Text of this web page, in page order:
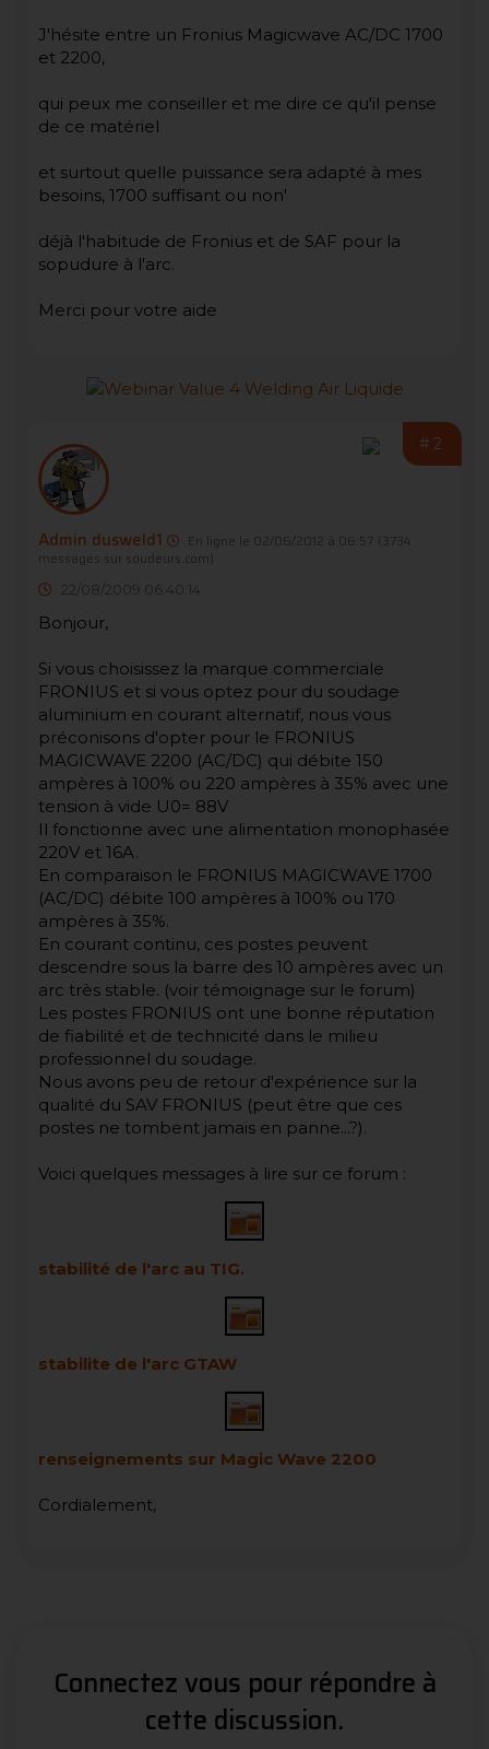
J'hésite entre un Fronius Magicwave AC/DC 1700
et 2200,
qui peux me conseiller et me dire ce qu'il pense
de ce matériel
et surtout quelle puissance sera adapté à mes
besoins, 1700 suffisant ou non'
déjà l'habitude de Fronius et de SAF pour la
sopudure à l'arc.
Merci pour votre aide
#2
Admin dusweld1 En ligne le 02/06/2012 à 06:57
(3734
messages sur soudeurs.com)
22/08/2009 06:40:14
Bonjour,
Si vous choisissez la marque commerciale
FRONIUS et si vous optez pour du soudage
aluminium en courant alternatif, nous vous
préconisons d'opter pour le FRONIUS
MAGICWAVE 2200 (AC/DC) qui débite 150
ampères à 100% ou 220 ampères à 35% avec une
tension à vide U0= 88V
Il fonctionne avec une alimentation monophasée
220V et 16A.
En comparaison le FRONIUS MAGICWAVE 1700
(AC/DC) débite 100 ampères à 100% ou 170
ampères à 35%.
En courant continu, ces postes peuvent
descendre sous la barre des 10 ampères avec un
arc très stable. (voir témoignage sur le forum)
Les postes FRONIUS ont une bonne réputation
de fiabilité et de technicité dans le milieu
professionnel du soudage.
Nous avons peu de retour d'expérience sur la
qualité du SAV FRONIUS (peut être que ces
postes ne tombent jamais en panne...?).
Voici quelques messages à lire sur ce forum :
stabilité de l'arc au TIG.
stabilite de l'arc GTAW
renseignements sur Magic Wave 2200
Cordialement,
Connectez vous pour répondre à
cette discussion.